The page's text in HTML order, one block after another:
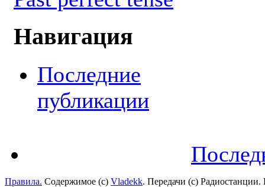
Навигация
Последние
публикации
Правила. Содержимое (с) Vladekk. Передачи (с)